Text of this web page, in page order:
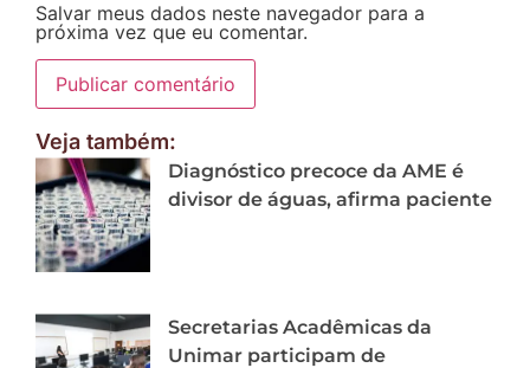
Salvar meus dados neste navegador para a
próxima vez que eu comentar.
Veja também:
Diagnóstico precoce da AME é
divisor de águas, afirma paciente
Secretarias Acadêmicas da
Unimar participam de